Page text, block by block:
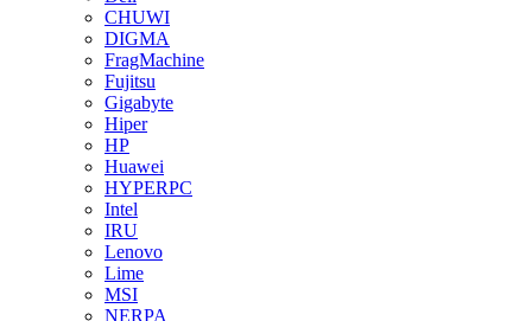
CHUWI
DIGMA
FragMachine
Fujitsu
Gigabyte
Hiper
HP
Huawei
HYPERPC
Intel
IRU
Lenovo
Lime
MSI
NERPA